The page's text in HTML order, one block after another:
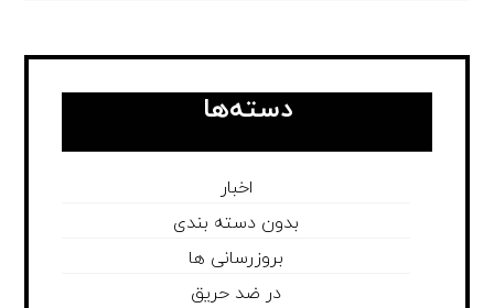
دسته‌ها
اخبار
بدون دسته بندی
بروزرسانی ها
در ضد حریق